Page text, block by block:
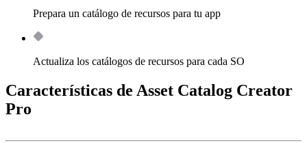
Prepara un catálogo de recursos para tu app
Actualiza los catálogos de recursos para cada SO
Características de Asset Catalog Creator
Pro